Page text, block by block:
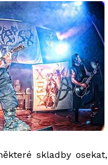
skladby osekat,